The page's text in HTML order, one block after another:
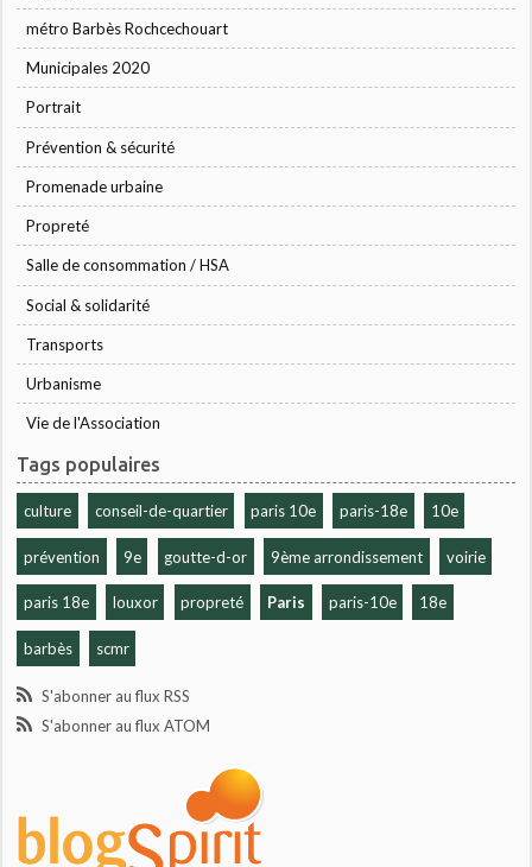
métro Barbès Rochcechouart
Municipales 2020
Portrait
Prévention & sécurité
Promenade urbaine
Propreté
Salle de consommation / HSA
Social & solidarité
Transports
Urbanisme
Vie de l'Association
Tags populaires
culture conseil-de-quartier paris 10e paris-18e 10e
prévention 9e goutte-d-or 9ème arrondissement voirie
paris 18e louxor propreté Paris paris-10e 18e
barbès scmr
S'abonner au flux RSS
S'abonner au flux ATOM